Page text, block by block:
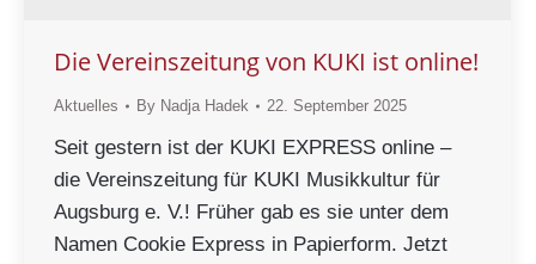
Die Vereinszeitung von KUKI ist online!
Aktuelles By Nadja Hadek 22. September 2025
Seit gestern ist der KUKI EXPRESS online –
die Vereinszeitung für KUKI Musikkultur für
Augsburg e. V.! Früher gab es sie unter dem
Namen Cookie Express in Papierform. Jetzt